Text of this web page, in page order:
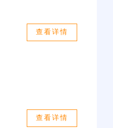
查看详情
查看详情